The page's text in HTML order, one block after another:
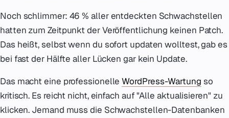
Noch schlimmer: 46 % aller entdeckten Schwachstellen
hatten zum Zeitpunkt der Veröffentlichung keinen Patch.
Das heißt, selbst wenn du sofort updaten wolltest, gab es
bei fast der Hälfte aller Lücken gar kein Update.
Das macht eine professionelleWordPress-Wartung so
kritisch. Es reicht nicht, einfach auf "Alle aktualisieren" zu
klicken. Jemand muss die Schwachstellen-Datenbanken